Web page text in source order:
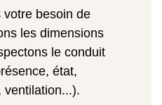
votre besoin de
les dimensions
le conduit
état,
ventilation...).